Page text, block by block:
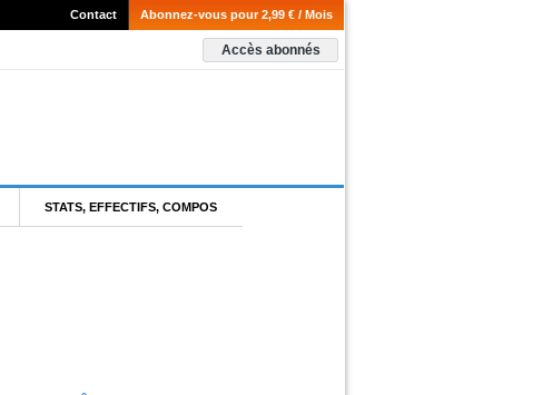
Abonnez-vous pour 2,99 € / Mois
Contact
Accès abonnés
STATS, EFFECTIFS, COMPOS